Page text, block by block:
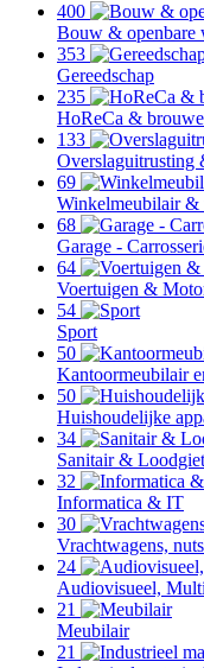
400
Bouw & openbare
353
Gereedschap
235
HoReCa &
133
Overslaguitrusting
69
Winkelmeubilair &
68
Garage -
64
Voertuigen &
54
Sport
50
Kantoormeubilair
50
Huishoudelijke
34
Sanitair &
32
Informatica & IT
30
Vrachtwagens,
24
Audiovisueel,
21
Meubilair
21